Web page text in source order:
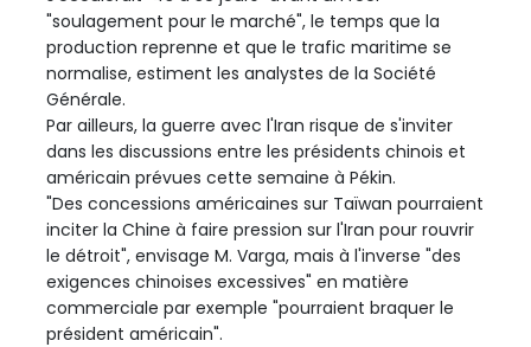
"soulagement pour le marché", le temps que la
production reprenne et que le trafic maritime se
normalise, estiment les analystes de la Société
Générale.
Par ailleurs, la guerre avec l'Iran risque de s'inviter
dans les discussions entre les présidents chinois et
américain prévues cette semaine à Pékin.
"Des concessions américaines sur Taïwan pourraient
inciter la Chine à faire pression sur l'Iran pour rouvrir
le détroit", envisage M. Varga, mais à l'inverse "des
exigences chinoises excessives" en matière
commerciale par exemple "pourraient braquer le
président américain".